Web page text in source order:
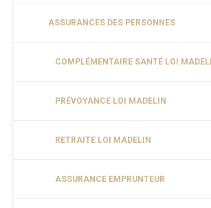
ASSURANCES DES PERSONNES
COMPLÉMENTAIRE SANTÉ LOI
PRÉVOYANCE LOI MADELIN
RETRAITE LOI MADELIN
ASSURANCE EMPRUNTEUR